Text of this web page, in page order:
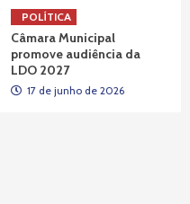
POLÍTICA
Câmara Municipal
promove audiência da
LDO 2027
17 de junho de 2026